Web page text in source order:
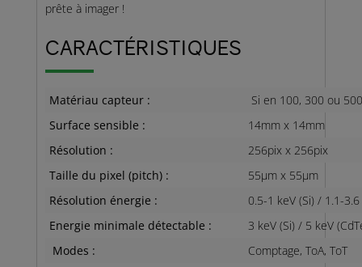
prête à imager !
CARACTÉRISTIQUES
Matériau capteur :
Si en 100, 300 ou
Surface sensible :
14mm x 14mm
Résolution :
256pix x 256pix
Taille du pixel (pitch) :
55µm x 55µm
Résolution énergie :
0.5-1 keV (Si) / 1.1-3.6
Energie minimale détectable :
3 keV (Si) / 5 keV
Modes :
Comptage, ToA, ToT